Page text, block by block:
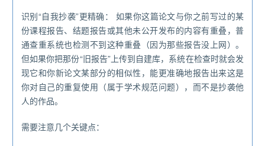
识别“自我抄袭”更精确： 如果你这篇论文与你之前写过的某
份课程报告、结题报告或其他未公开发布的内容有重叠，普
通查重系统也检测不到这种重叠（因为那些报告没上网）。
但如果你把那份“旧报告”上传到自建库，系统在检查时就会发
现它和你新论文某部分的相似性，能更准确地报告出来这是
你对自己的重复使用（属于学术规范问题），而不是抄袭他
人的作品。
需要注意几个关键点：